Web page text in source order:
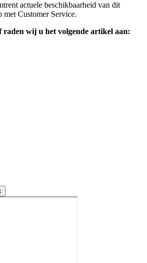
actuele beschikbaarheid van dit
met Customer Service.
raden wij u het volgende artikel aan: